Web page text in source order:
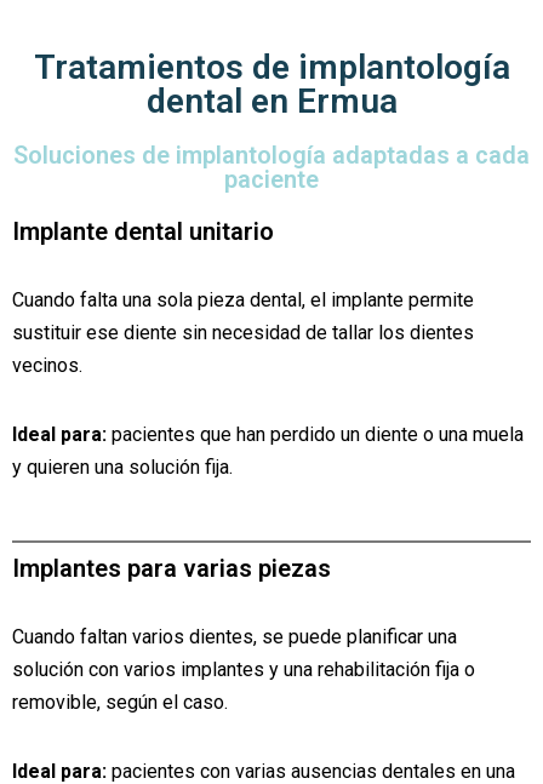
Tratamientos de implantología
dental en Ermua
Soluciones de implantología adaptadas a cada
paciente
Implante dental unitario
Cuando falta una sola pieza dental, el implante permite
sustituir ese diente sin necesidad de tallar los dientes
vecinos.
Ideal para: pacientes que han perdido un diente o una muela
y quieren una solución fija.
Implantes para varias piezas
Cuando faltan varios dientes, se puede planificar una
solución con varios implantes y una rehabilitación fija o
removible, según el caso.
Ideal para: pacientes con varias ausencias dentales en una